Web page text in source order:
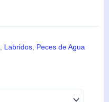
Labridos Peces de Agua